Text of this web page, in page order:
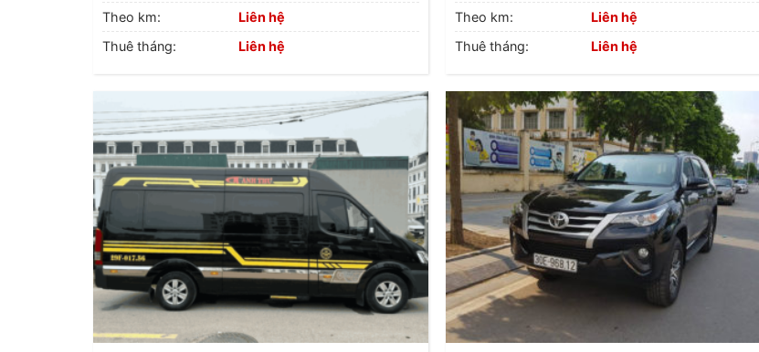
Theo km:
Liên hệ
Thuê tháng:
Liên hệ
Theo km:
Liên hệ
Thuê tháng:
Liên hệ